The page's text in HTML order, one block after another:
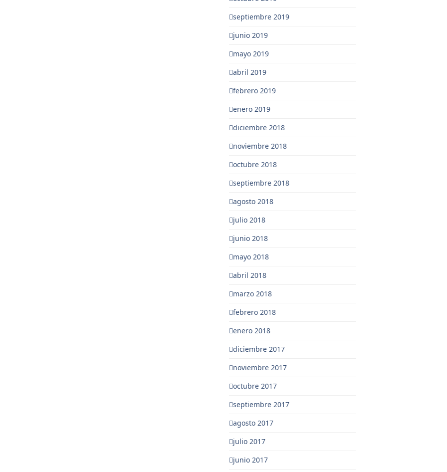
septiembre 2019
junio 2019
mayo 2019
abril 2019
febrero 2019
enero 2019
diciembre 2018
noviembre 2018
octubre 2018
septiembre 2018
agosto 2018
julio 2018
junio 2018
mayo 2018
abril 2018
marzo 2018
febrero 2018
enero 2018
diciembre 2017
noviembre 2017
octubre 2017
septiembre 2017
agosto 2017
julio 2017
junio 2017